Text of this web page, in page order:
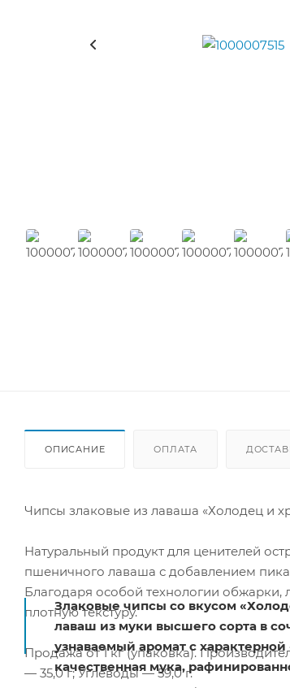
ОПИСАНИЕ ОПЛАТА
Чипсы злаковые из лаваша «Холодец и
Натуральный продукт для ценителей
пшеничного лаваша с добавлением
Благодаря особой технологии обжарки,
плотную текстуру.
Продажа от 1 кг (упаковка).
— 35,0 г; Углеводы — 59,0 г.
Злаковые чипсы со вкусом
лаваш из муки высшего сорта в
узнаваемый аромат с
качественная мука,